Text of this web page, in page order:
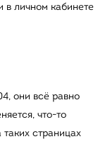
в личном кабинете
они всё равно
что-то
страницах